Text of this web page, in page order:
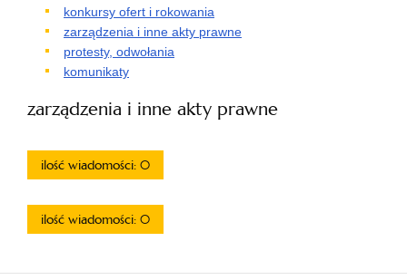
konkursy ofert i rokowania
zarządzenia i inne akty prawne
protesty, odwołania
komunikaty
zarządzenia i inne akty prawne
ilość wiadomości: 0
ilość wiadomości: 0